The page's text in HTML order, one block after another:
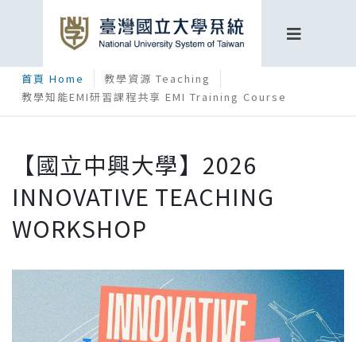
首頁 Home
教學資源 Teaching
教學知能EMI研習課程共享 EMI Training Course
【國立中興大學】2026
INNOVATIVE TEACHING
WORKSHOP